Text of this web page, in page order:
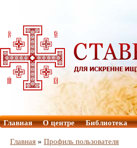
Главная О центре Библиотека
Главная » Профиль пользователя